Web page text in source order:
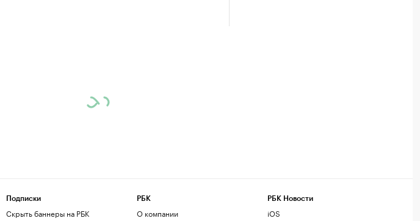
Подписки
Скрыть баннеры на РБК
РБК
О компании
РБК Новости
iOS